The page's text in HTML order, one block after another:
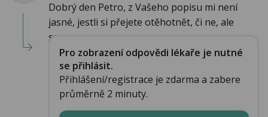
Dobrý den Petro, z Vašeho popisu mi není
jasné, jestli si přejete otěhotnět, či ne, ale
samo...
Pro zobrazení odpovědi lékaře je nutné
se přihlásit.
Přihlášení/registrace je zdarma a zabere
průměrně 2 minuty.